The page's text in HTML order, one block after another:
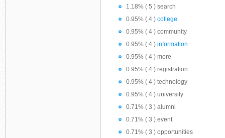
1.18% ( 5 ) search
0.95% ( 4 ) college
0.95% ( 4 ) community
0.95% ( 4 ) information
0.95% ( 4 ) more
0.95% ( 4 ) registration
0.95% ( 4 ) technology
0.95% ( 4 ) university
0.71% ( 3 ) alumni
0.71% ( 3 ) event
0.71% ( 3 ) opportunities